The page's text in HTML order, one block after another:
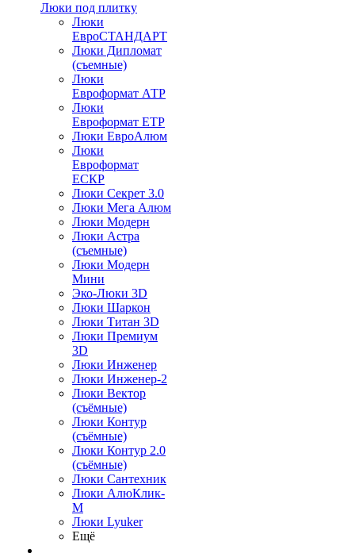
Люки под плитку
Люки
ЕвроСТАНДАРТ
Люки Дипломат
(съемные)
Люки
Евроформат АТР
Люки
Евроформат ЕТР
Люки ЕвроАлюм
Люки
Евроформат
ЕСКР
Люки Секрет 3.0
Люки Мега Алюм
Люки Модерн
Люки Астра
(съемные)
Люки Модерн
Мини
Эко-Люки 3D
Люки Шаркон
Люки Титан 3D
Люки Премиум
3D
Люки Инженер
Люки Инженер-2
Люки Вектор
(съёмные)
Люки Контур
(съёмные)
Люки Контур 2.0
(съёмные)
Люки Сантехник
Люки АлюКлик-
М
Люки Lyuker
Ещё